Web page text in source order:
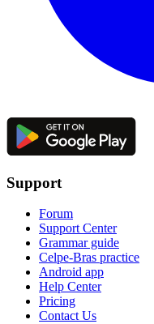
Support
Forum
Support Center
Grammar guide
Celpe-Bras practice
Android app
Help Center
Pricing
Contact Us